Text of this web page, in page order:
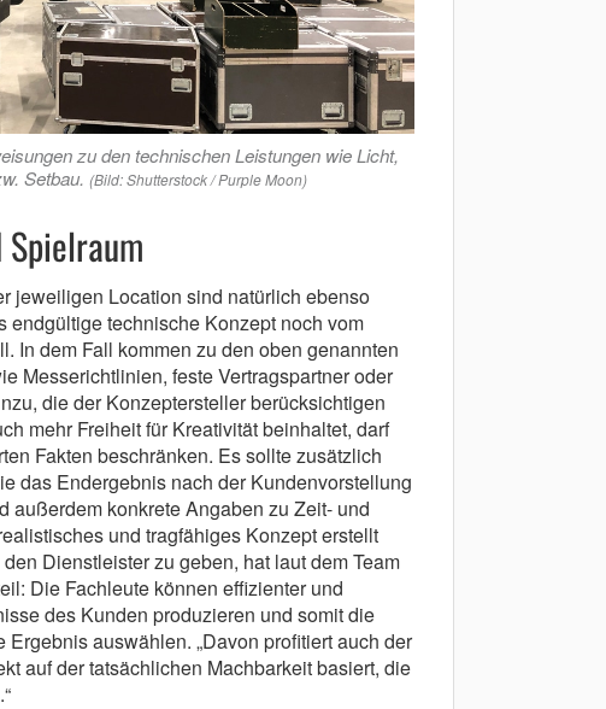
zu den technischen Leistungen wie Licht,
Setbau. (Bild: Shutterstock / Purple Moon)
jeweiligen Location sind natürlich ebenso
endgültige technische Konzept noch vom
In dem Fall kommen zu den oben genannten
Messerichtlinien, feste Vertragspartner oder
die der Konzeptersteller berücksichtigen
mehr Freiheit für Kreativität beinhaltet, darf
Fakten beschränken. Es sollte zusätzlich
das Endergebnis nach der Kundenvorstellung
außerdem konkrete Angaben zu Zeit- und
und tragfähiges Konzept erstellt
Dienstleister zu geben, hat laut dem Team
Die Fachleute können effizienter und
des Kunden produzieren und somit die
auswählen. „Davon profitiert auch der
auf der tatsächlichen Machbarkeit basiert, die